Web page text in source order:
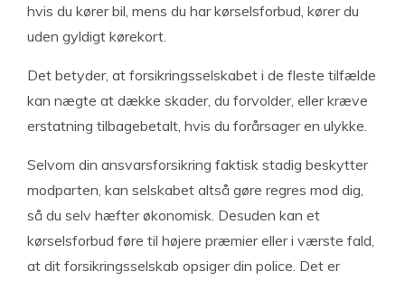
hvis du kører bil, mens du har kørselsforbud, kører du
uden gyldigt kørekort.
Det betyder, at forsikringsselskabet i de fleste tilfælde
kan nægte at dække skader, du forvolder, eller kræve
erstatning tilbagebetalt, hvis du forårsager en ulykke.
Selvom din ansvarsforsikring faktisk stadig beskytter
modparten, kan selskabet altså gøre regres mod dig,
så du selv hæfter økonomisk. Desuden kan et
kørselsforbud føre til højere præmier eller i værste fald,
at dit forsikringsselskab opsiger din police. Det er